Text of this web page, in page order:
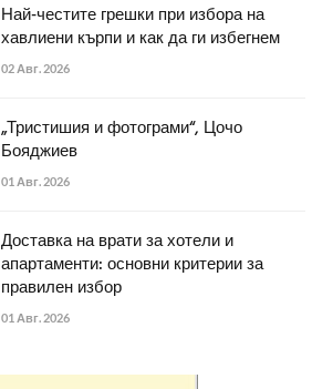
Най-честите грешки при избора на
хавлиени кърпи и как да ги избегнем
02 Авг. 2026
„Тристишия и фотограми“, Цочо
Бояджиев
01 Авг. 2026
Доставка на врати за хотели и
апартаменти: основни критерии за
правилен избор
01 Авг. 2026